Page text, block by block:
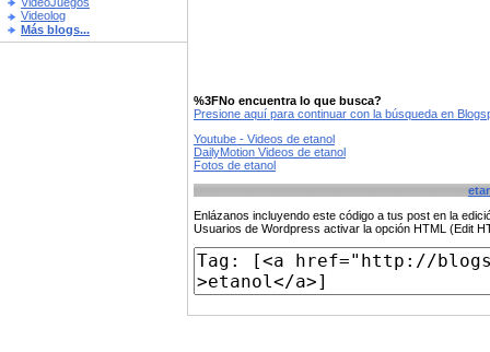
Videolog
Más blogs...
%3FNo encuentra lo que busca?
Presione aquí para continuar con la búsqueda en
Youtube - Videos de etanol
DailyMotion Videos de etanol
Fotos de etanol
Enlázanos incluyendo este código a tus post en la
Usuarios de Wordpress activar la opción HTML (Edit